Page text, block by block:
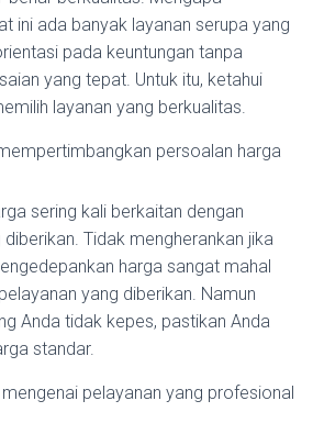
ini ada banyak layanan serupa yang
pada keuntungan tanpa
yang tepat. Untuk itu, ketahui
layanan yang berkualitas.
persoalan harga
sering kali berkaitan dengan
Tidak mengherankan jika
harga sangat mahal
yang diberikan. Namun
Anda tidak kepes, pastikan Anda
standar.
pelayanan yang profesional